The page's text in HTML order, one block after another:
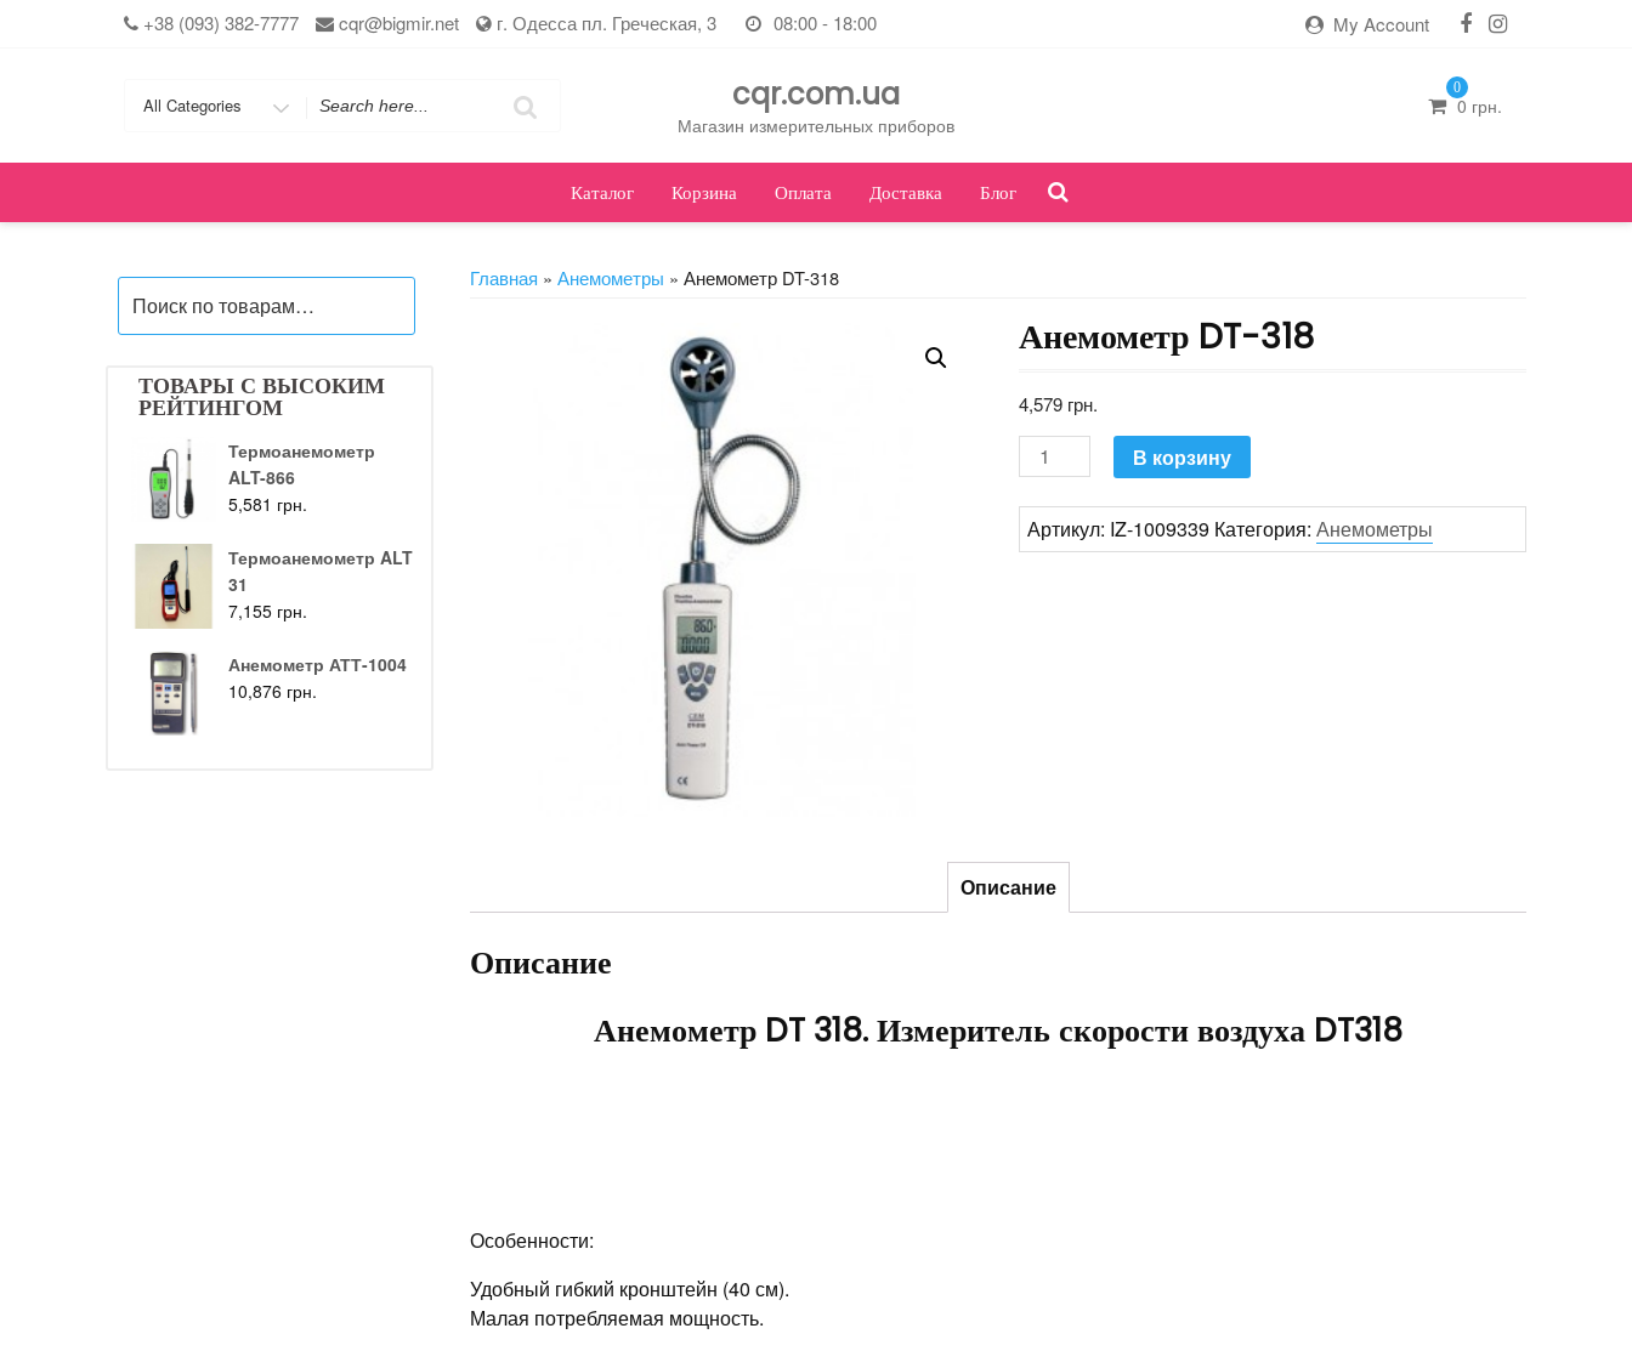
+38 (093) 382-7777 cqr@bigmir.net г. Одесса пл. Греческая, 3 08:00 - 18:00 My Account
Search
cqr.com.ua
Магазин измерительных приборов
0
0 грн.
Каталог Корзина Оплата Доставка Блог
ТОВАРЫ С ВЫСОКИМ
РЕЙТИНГОМ
Термоанемометр
ALT-866
5,581 грн.
Термоанемометр ALT
31
7,155 грн.
Анемометр АТТ-1004
10,876 грн.
Главная » Анемометры » Анемометр DT-318
Анемометр DT-318
4,579 грн.
КоличествоВ корзину
Артикул: IZ-1009339 Категория:Анемометры
Описание
Описание
Анемометр DT 318. Измеритель скорости воздуха DT318
Особенности:
Удобный гибкий кронштейн (40 см).
Малая потребляемая мощность.